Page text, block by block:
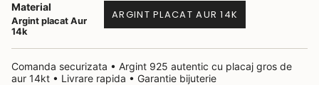
Material
Argint placat Aur
14k
ARGINT PLACAT AUR 14K
Comanda securizata • Argint 925 autentic cu placaj gros de
aur 14kt • Livrare rapida • Garantie bijuterie